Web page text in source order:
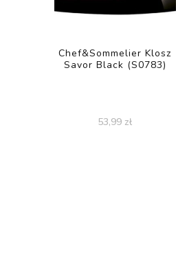
Chef&Sommelier Klosz
Savor Black (S0783)
53,99 zł